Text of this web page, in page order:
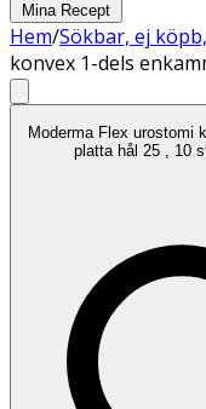
Mina Recept
Hem/Sökbar, ej
konvex 1-dels
Moderma Flex urostomi
platta hål 25 , 10